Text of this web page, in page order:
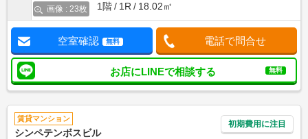
画像 : 23枚
1階
1R 18.02㎡
空室確認 無料 電話で問合せ
お店にLINEで相談する 無料
賃貸マンション
シンペテンボスビル
初期費用に注目